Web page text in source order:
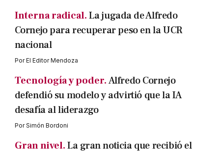
Interna radical.La jugada de Alfredo
Cornejo para recuperar peso en la UCR
nacional
PorEl Editor Mendoza
Tecnología y poder.Alfredo Cornejo
defendió su modelo y advirtió que la IA
desafía al liderazgo
PorSimón Bordoni
Gran nivel.La gran noticia que recibió el